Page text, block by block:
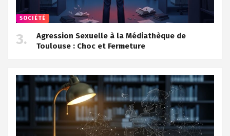
SOCIÉTÉ
Agression Sexuelle à la Médiathèque de
Toulouse : Choc et Fermeture